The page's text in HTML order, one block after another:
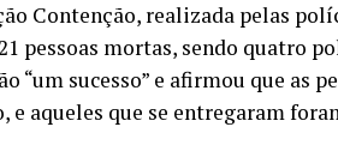
Contenção, realizada pelas
pessoas mortas, sendo quatro
“um sucesso” e afirmou que as
e aqueles que se entregaram